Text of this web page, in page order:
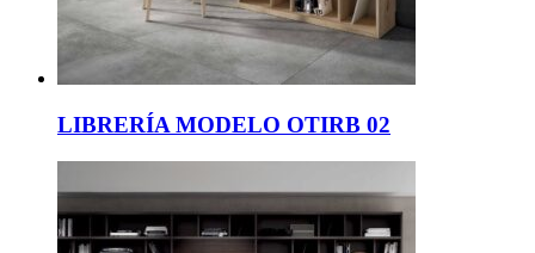
LIBRERÍA MODELO OTIRB 02